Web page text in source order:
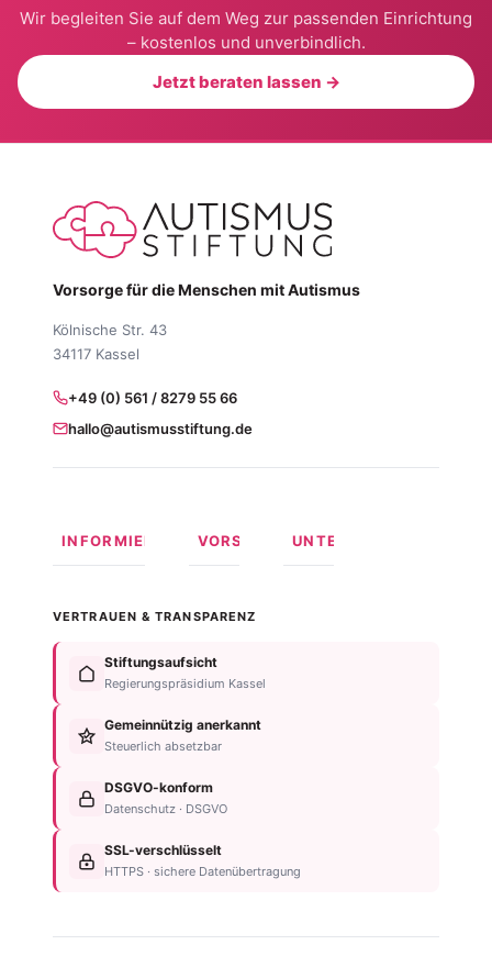
Wir begleiten Sie auf dem Weg zur passenden Einrichtung
– kostenlos und unverbindlich.
Jetzt beraten lassen →
Vorsorge für die Menschen mit Autismus
Kölnische Str. 43
34117 Kassel
+49 (0) 561 / 8279 55 66
hallo@autismusstiftung.de
INFORMIEREN
Formen
Autismus
Anzeichen
Diagnose
Betroffene
Einrichtungsübersicht
VORSORGEN
Behindertentestament
Im
Testament
Nachlassplanung
Zustiftung
Kind
absichern
Vorteile
UNTERSTÜTZEN
VERTRAUEN & TRANSPARENZ
Stiftungsaufsicht
Regierungspräsidium Kassel
Gemeinnützig anerkannt
Steuerlich absetzbar
DSGVO-konform
Datenschutz · DSGVO
SSL-verschlüsselt
HTTPS · sichere Datenübertragung